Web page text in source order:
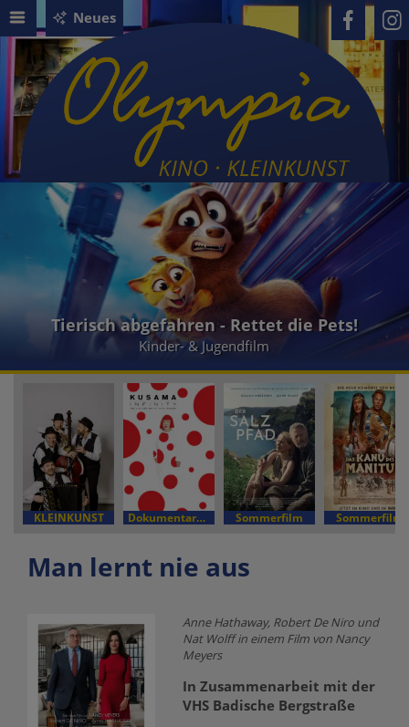
Neues
Tierisch abgefahren - Rettet die Pets!
Kinder- & Jugendfilm
KLEINKUNST Dokumentarfilm Sommerfilm Sommerfilm
Man lernt nie aus
Anne Hathaway, Robert De Niro und
Nat Wolff in einem Film von Nancy
Meyers
In Zusammenarbeit mit der
VHS Badische Bergstraße